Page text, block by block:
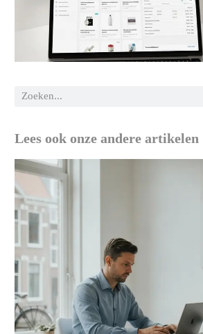
Lees ook onze andere artikelen